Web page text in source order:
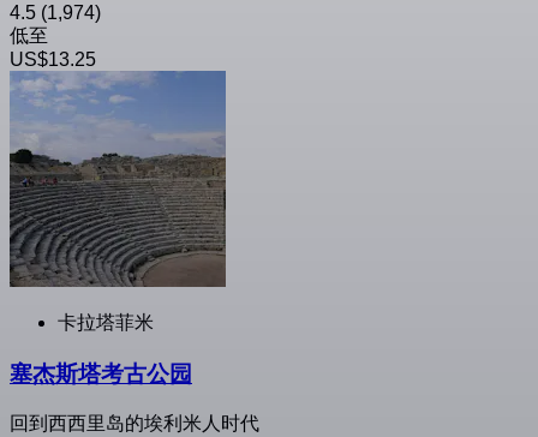
4.5 (1,974)
低至
US$13.25
卡拉塔菲米
塞杰斯塔考古公园
回到西西里岛的埃利米人时代